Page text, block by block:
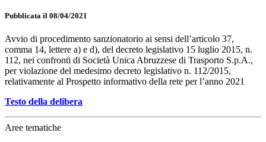
Pubblicata il 08/04/2021
Avvio di procedimento sanzionatorio ai sensi dell’articolo 37,
comma 14, lettere a) e d), del decreto legislativo 15 luglio 2015, n.
112, nei confronti di Società Unica Abruzzese di Trasporto S.p.A.,
per violazione del medesimo decreto legislativo n. 112/2015,
relativamente al Prospetto informativo della rete per l’anno 2021
Testo della delibera
Aree tematiche